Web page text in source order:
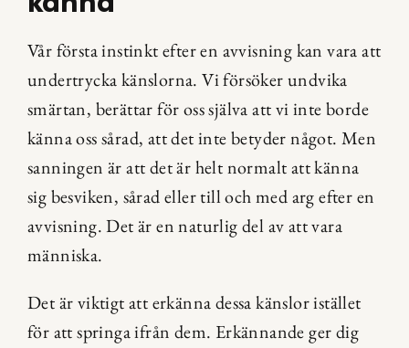
Vår första instinkt efter en avvisning kan vara att
undertrycka känslorna. Vi försöker undvika
smärtan, berättar för oss själva att vi inte borde
känna oss sårad, att det inte betyder något. Men
sanningen är att det är helt normalt att känna
sig besviken, sårad eller till och med arg efter en
avvisning. Det är en naturlig del av att vara
människa.
Det är viktigt att erkänna dessa känslor istället
för att springa ifrån dem. Erkännande ger dig